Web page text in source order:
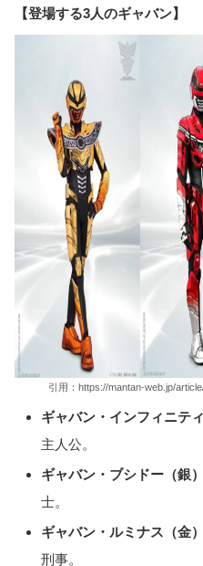
【登場する3人のギャバン】
引用：https://mantan-web.jp/
ギャバン・インフィニティ
主人公。
ギャバン・ブシドー（銀）
士。
ギャバン・ルミナス（金）
刑事。